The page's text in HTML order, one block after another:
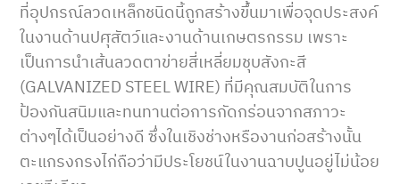
ที่อุปกรณ์ลวดเหล็กชนิดนี้ถูกสร้างขึ้นมาเพื่อจุดประสงค์
ในงานด้านปศุสัตว์และงานด้านเกษตรกรรม เพราะ
เป็นการนำเส้นลวดตาข่ายสี่เหลี่ยมชุบสังกะสี
(GALVANIZED STEEL WIRE) ที่มีคุณสมบัติในการ
ป้องกันสนิมและทนทานต่อการกัดกร่อนจากสภาวะ
ต่างๆได้เป็นอย่างดี ซึ่งในเชิงช่างหรืองานก่อสร้างนั้น
ตะแกรงกรงไก่ถือว่ามีประโยชน์ในงานฉาบปูนอยู่ไม่น้อย